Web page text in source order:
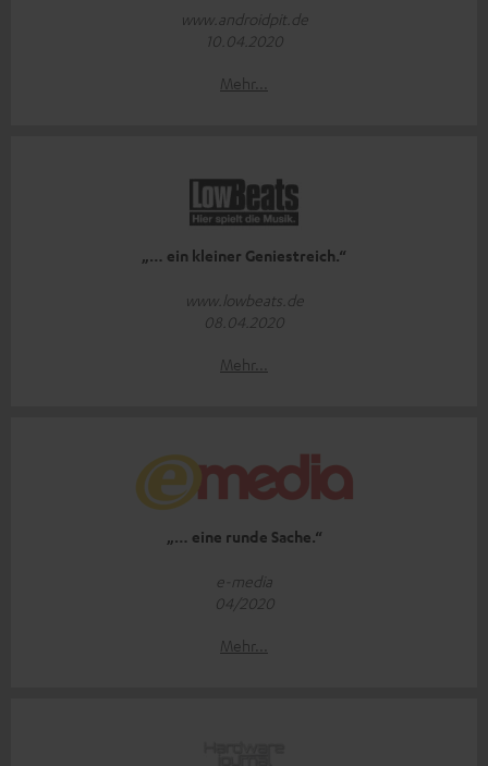
www.androidpit.de
10.04.2020
Mehr...
„… ein kleiner Geniestreich.“
www.lowbeats.de
08.04.2020
Mehr...
„… eine runde Sache.“
e-media
04/2020
Mehr...